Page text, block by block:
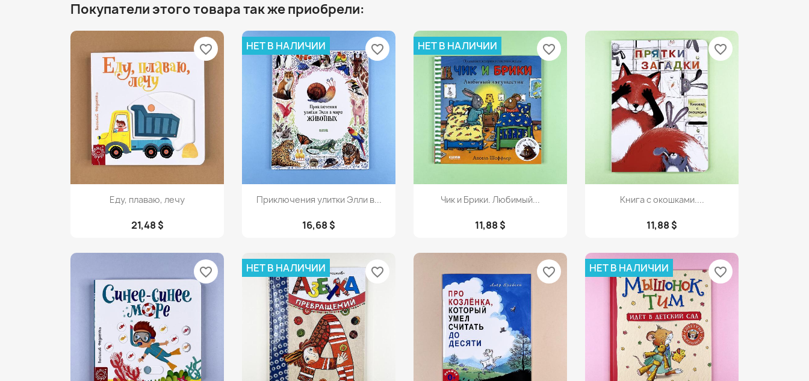
Покупатели этого товара так же приобрели:
 Просмотр
Еду, плаваю, лечу
21,48 $
favorite_border
Просмотр
Приключения улитки Элли в...
16,68 $
НЕТ В НАЛИЧИИ favorite_border
Просмотр
Чик и Брики. Любимый...
11,88 $
НЕТ В НАЛИЧИИ favorite_border
Просмотр
Книга с окошками....
11,88 $
favorite_border
favorite_border НЕТ В НАЛИЧИИ favorite_border favorite_border НЕТ В НАЛИЧИИ favorite_border